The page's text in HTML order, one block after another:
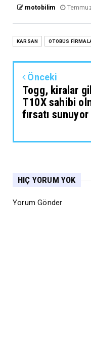
motobilim
KARSAN OTOBÜS
Önceki
Togg, kiralar
T10X sahibi
fırsatı sunuyor
HIÇ YORUM YOK
Yorum Gönder